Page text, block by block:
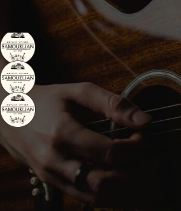
Χειροποίητα Μπουζούκια
Χειροποίητα Όργανα
SAMOUELIAN
10
Χειροποίητα Τετράχορδα
Μπουζούκια
5
ΚΑΤΆΣΤΑΣΗ
On sale